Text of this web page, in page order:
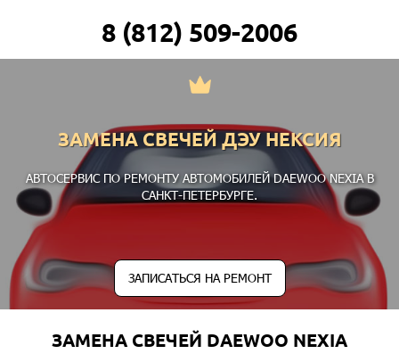
8 (812) 509-2006
ЗАМЕНА СВЕЧЕЙ ДЭУ НЕКСИЯ
АВТОСЕРВИС ПО РЕМОНТУ АВТОМОБИЛЕЙ DAEWOO NEXIA В
САНКТ-ПЕТЕРБУРГЕ.
ЗАПИСАТЬСЯ НА РЕМОНТ
ЗАМЕНА СВЕЧЕЙ DAEWOO NEXIA